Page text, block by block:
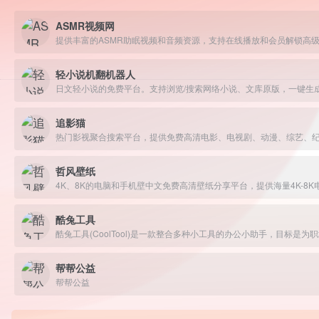
ASMR视频网
提供丰富的ASMR助眠视频和音频资源，支持在线播放和会员解锁高
轻小说机翻机器人
追影猫
哲风壁纸
酷兔工具
酷兔工具(CoolTool)是一款整合多种小工具的办公小助手，目标是为
帮帮公益
帮帮公益